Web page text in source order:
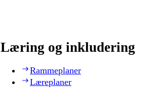
Læring og inkludering
Rammeplaner
Læreplaner